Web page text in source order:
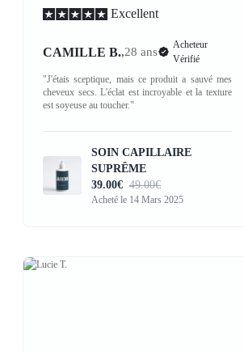
Excellent
CAMILLE B.,28 ans
Acheteur
Vérifié
"J'étais sceptique, mais ce produit a sauvé mes
cheveux secs. L'éclat est incroyable et la texture
est soyeuse au toucher."
SOIN CAPILLAIRE
SUPRÊME
39.00€ 49.00€
Acheté le 14 Mars 2025